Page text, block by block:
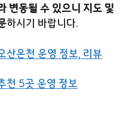
변동될 수 있으니 지도 및
하시기 바랍니다.
산온천 운영 정보, 리뷰
천 5곳 운영 정보